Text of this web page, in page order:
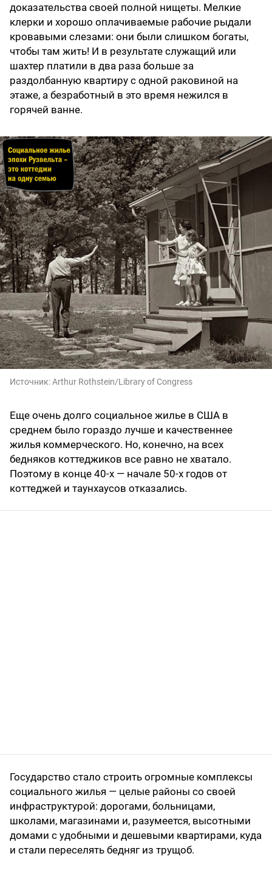
доказательства своей полной нищеты. Мелкие
клерки и хорошо оплачиваемые рабочие рыдали
кровавыми слезами: они были слишком богаты,
чтобы там жить! И в результате служащий или
шахтер платили в два раза больше за
раздолбанную квартиру с одной раковиной на
этаже, а безработный в это время нежился в
горячей ванне.
Источник:Arthur Rothstein/Library of Congress
Еще очень долго социальное жилье в США в
среднем было гораздо лучше и качественнее
жилья коммерческого. Но, конечно, на всех
бедняков коттеджиков все равно не хватало.
Поэтому в конце 40-х — начале 50-х годов от
коттеджей и таунхаусов отказались.
Государство стало строить огромные комплексы
социального жилья — целые районы со своей
инфраструктурой: дорогами, больницами,
школами, магазинами и, разумеется, высотными
домами с удобными и дешевыми квартирами, куда
и стали переселять бедняг из трущоб.